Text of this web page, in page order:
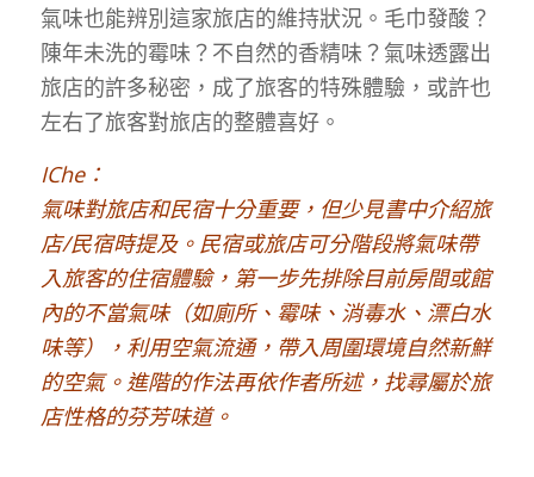
氣味也能辨別這家旅店的維持狀況。毛巾發酸？
陳年未洗的霉味？不自然的香精味？氣味透露出
旅店的許多秘密，成了旅客的特殊體驗，或許也
左右了旅客對旅店的整體喜好。
IChe：
氣味對旅店和民宿十分重要，但少見書中介紹旅
店/民宿時提及。民宿或旅店可分階段將氣味帶
入旅客的住宿體驗，第一步先排除目前房間或館
內的不當氣味（如廁所、霉味、消毒水、漂白水
味等），利用空氣流通，帶入周圍環境自然新鮮
的空氣。進階的作法再依作者所述，找尋屬於旅
店性格的芬芳味道。